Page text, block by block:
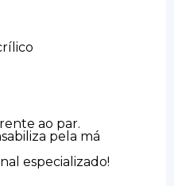
ao par.
pela má
especializado!